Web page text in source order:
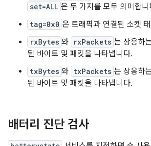
set=ALL 은 두 가지를 모두 의미합니
tag=0x0 은 트래픽과 연결된 소켓
rxBytes 와 rxPackets 는 상응하
된 바이트 및 패킷을 나타냅니다.
txBytes 와 txPackets 는 상응하
된 바이트 및 패킷을 나타냅니다.
배터리 진단 검사